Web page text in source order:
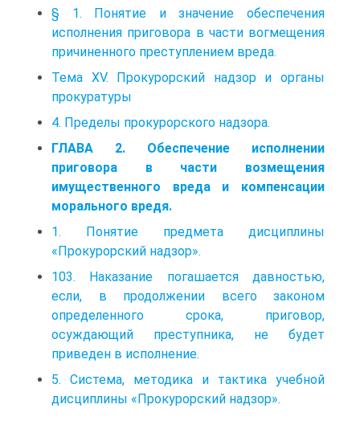
§ 1. Понятие и значение обеспечения
исполнения приговора в части вогмещения
причиненного преступлением вреда.
Тема XV. Прокурорский надзор и органы
прокуратуры
4. Пределы прокурорского надзора.
ГЛАВА 2. Обеспечение исполнении
приговора в части возмещения
имущественного вреда и компенсации
морального вредя.
1. Понятие предмета дисциплины
«Прокурорский надзор».
103. Наказание погашается давностью,
если, в продолжении всего законом
определенного срока, приговор,
осуждающий преступника, не будет
приведен в исполнение.
5. Система, методика и тактика учебной
дисциплины «Прокурорский надзор».